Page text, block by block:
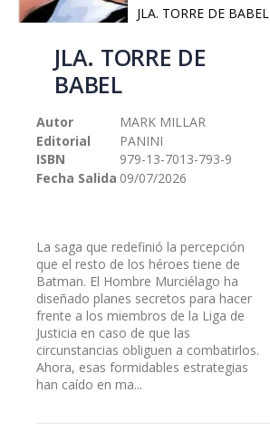
JLA. TORRE DE BABEL
comienzo
galería
imágenes
JLA. TORRE DE
BABEL
Autor
MARK MILLAR
Editorial
PANINI
ISBN
979-13-7013-793-9
Fecha Salida 09/07/2026
La saga que redefinió la percepción
que el resto de los héroes tiene de
Batman. El Hombre Murciélago ha
diseñado planes secretos para hacer
frente a los miembros de la Liga de
Justicia en caso de que las
circunstancias obliguen a combatirlos.
Ahora, esas formidables estrategias
han caído en ma...